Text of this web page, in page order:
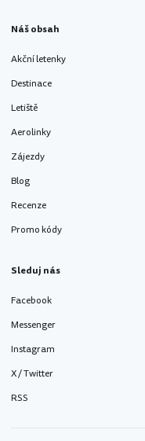
Náš obsah
Akční letenky
Destinace
Letiště
Aerolinky
Zájezdy
Blog
Recenze
Promo kódy
Sleduj nás
Facebook
Messenger
Instagram
X / Twitter
RSS